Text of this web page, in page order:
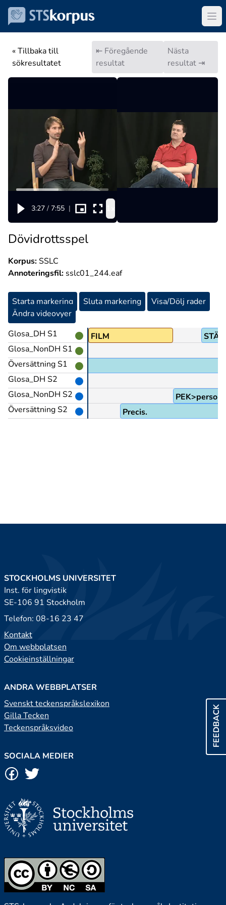
« Tillbaka till
sökresultatet
⇤ Föregående
resultat
Nästa
resultat ⇥
3:27 / 7:55 |
Dövidrottsspel
Korpus:SSLC
Annoteringsfil: sslc01_244.eaf
Starta markering Sluta markering
Visa/Dölj rader
Ändra videovyer
Glosa_DH S1
Glosa_NonDH S1
Översättning S1
Glosa_DH S2
Glosa_NonDH S2
Översättning S2
FILM
Precis.
FEEDBACK
STOCKHOLMS UNIVERSITET
Inst. för lingvistik
SE-106 91 Stockholm
Telefon: 08-16 23 47
Kontakt
Om webbplatsen
Cookieinställningar
ANDRA WEBBPLATSER
Svenskt teckenspråkslexikon
Gilla Tecken
Teckenspråksvideo
SOCIALA MEDIER